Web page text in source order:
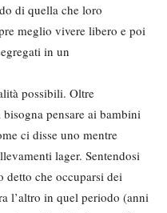
di quella che loro
meglio vivere libero e poi
in un
possibili. Oltre
pensare ai bambini
ci disse uno mentre
lager. Sentendosi
detto che occuparsi dei
l’altro in quel periodo (anni